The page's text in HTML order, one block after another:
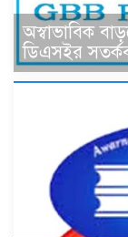
অস্বাভাবিক
ডিএসইর